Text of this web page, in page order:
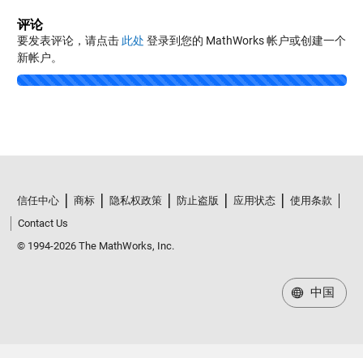
评论
要发表评论，请点击 此处 登录到您的 MathWorks 帐户或创建一个
新帐户。
Loading...
信任中心 商标 隐私权政策 防止盗版 应用状态
使用条款
Contact Us
© 1994-2026 The MathWorks, Inc.
中国